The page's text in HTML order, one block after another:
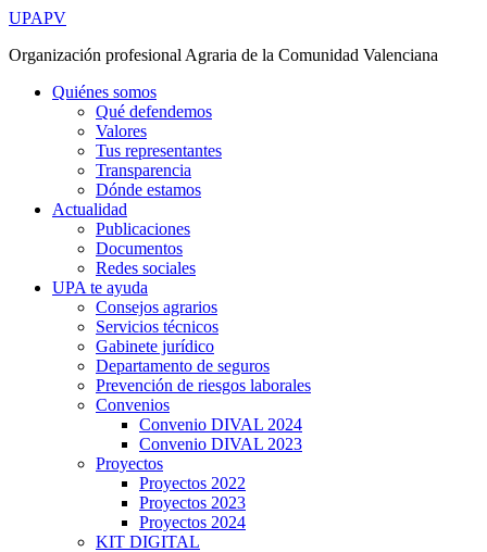
Ir
contenido
UPAPV
Organización profesional Agraria de la Comunidad Valenciana
Quiénes somos
Qué defendemos
Valores
Tus representantes
Transparencia
Dónde estamos
Actualidad
Publicaciones
Documentos
Redes sociales
UPA te ayuda
Consejos agrarios
Servicios técnicos
Gabinete jurídico
Departamento de seguros
Prevención de riesgos laborales
Convenios
Convenio DIVAL 2024
Convenio DIVAL 2023
Proyectos
Proyectos 2022
Proyectos 2023
Proyectos 2024
KIT DIGITAL